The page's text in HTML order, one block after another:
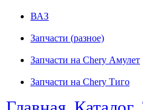
ВАЗ
Запчасти (разное)
Запчасти на Chery Амулет
Запчасти на Chery Тиго